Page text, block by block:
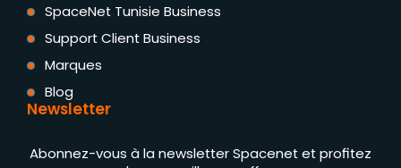
SpaceNet Tunisie Business
Support Client Business
Marques
Blog
Newsletter
Abonnez-vous à la newsletter Spacenet et profitez